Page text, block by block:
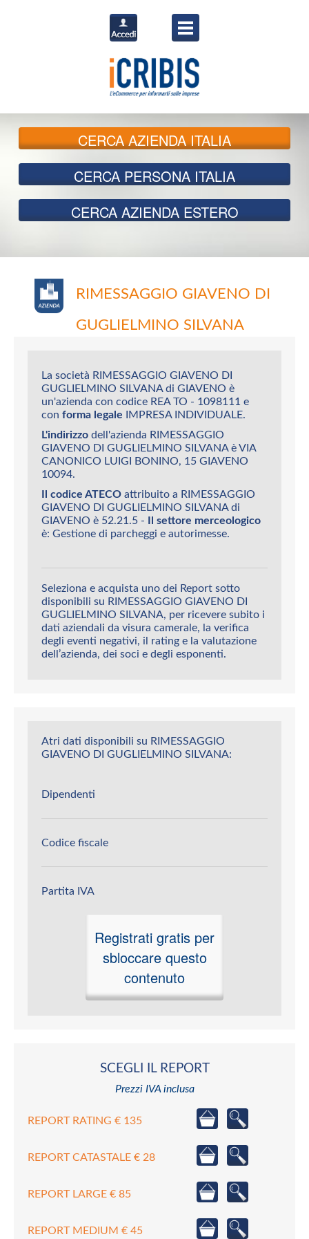
CERCAAZIENDA ITALIA
CERCA PERSONA ITALIA
CERCA AZIENDA ESTERO
RIMESSAGGIO GIAVENO DI
GUGLIELMINO SILVANA
La società RIMESSAGGIO GIAVENO DI
GUGLIELMINO SILVANA di GIAVENO è
un'azienda con codice REA TO - 1098111 e
con forma legale IMPRESA INDIVIDUALE.
L'indirizzo dell'azienda RIMESSAGGIO
GIAVENO DI GUGLIELMINO SILVANA è VIA
CANONICO LUIGI BONINO, 15 GIAVENO
10094.
Il codice ATECO attribuito a RIMESSAGGIO
GIAVENO DI GUGLIELMINO SILVANA di
GIAVENO è 52.21.5 - Il settore merceologico
è: Gestione di parcheggi e autorimesse.
Seleziona e acquista uno dei Report sotto
disponibili su RIMESSAGGIO GIAVENO DI
GUGLIELMINO SILVANA, per ricevere subito i
dati aziendali da visura camerale, la verifica
degli eventi negativi, il rating e la valutazione
dell’azienda, dei soci e degli esponenti.
Atri dati disponibili su RIMESSAGGIO
GIAVENO DI GUGLIELMINO SILVANA:
Dipendenti
Codice fiscale
Partita IVA
Registrati gratis per
sbloccare questo
contenuto
SCEGLI IL REPORT
Prezzi IVA inclusa
REPORT RATING € 135
REPORT CATASTALE € 28
REPORT LARGE € 85
REPORT MEDIUM € 45